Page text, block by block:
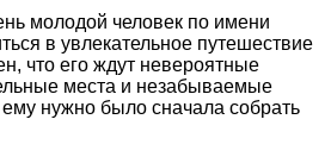
молодой человек по имени
в увлекательное путешествие
что его ждут невероятные
места и незабываемые
ему нужно было сначала собрать